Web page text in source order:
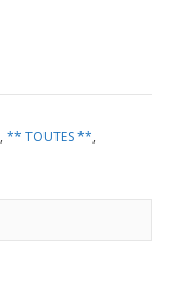
, ** TOUTES **,